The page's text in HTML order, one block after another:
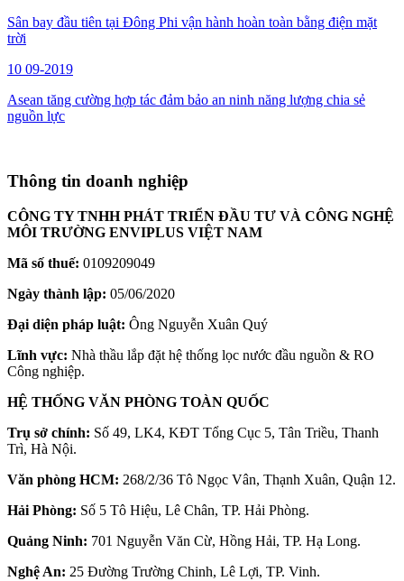
Sân bay đầu tiên tại Đông Phi vận hành hoàn toàn bằng điện mặt
trời
10 09-2019
Asean tăng cường hợp tác đảm bảo an ninh năng lượng chia sẻ
nguồn lực
Thông tin doanh nghiệp
CÔNG TY TNHH PHÁT TRIỂN ĐẦU TƯ VÀ CÔNG NGHỆ
MÔI TRƯỜNG ENVIPLUS VIỆT NAM
Mã số thuế: 0109209049
Ngày thành lập: 05/06/2020
Đại diện pháp luật: Ông Nguyễn Xuân Quý
Lĩnh vực: Nhà thầu lắp đặt hệ thống lọc nước đầu nguồn & RO
Công nghiệp.
HỆ THỐNG VĂN PHÒNG TOÀN QUỐC
Trụ sở chính: Số 49, LK4, KĐT Tổng Cục 5, Tân Triều, Thanh
Trì, Hà Nội.
Văn phòng HCM: 268/2/36 Tô Ngọc Vân, Thạnh Xuân, Quận 12.
Hải Phòng: Số 5 Tô Hiệu, Lê Chân, TP. Hải Phòng.
Quảng Ninh: 701 Nguyễn Văn Cừ, Hồng Hải, TP. Hạ Long.
Nghệ An: 25 Đường Trường Chinh, Lê Lợi, TP. Vinh.